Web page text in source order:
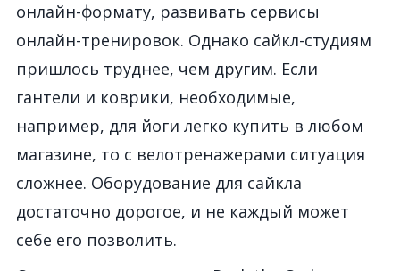
онлайн-формату, развивать сервисы
онлайн-тренировок. Однако сайкл-студиям
пришлось труднее, чем другим. Если
гантели и коврики, необходимые,
например, для йоги легко купить в любом
магазине, то с велотренажерами ситуация
сложнее. Оборудование для сайкла
достаточно дорогое, и не каждый может
себе его позволить.